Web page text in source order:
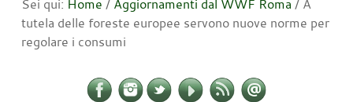
Sei qui: Home / Aggiornamenti dal WWF Roma / A
tutela delle foreste europee servono nuove norme per
regolare i consumi